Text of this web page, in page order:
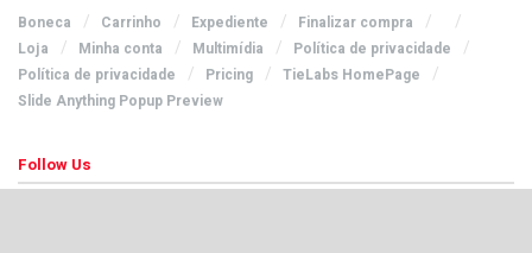
Boneca Carrinho Expediente
Finalizar compra
Loja
Minha conta Multimídia
Política de privacidade
Política de privacidade
Pricing
TieLabs HomePage
Slide Anything Popup Preview
Follow Us